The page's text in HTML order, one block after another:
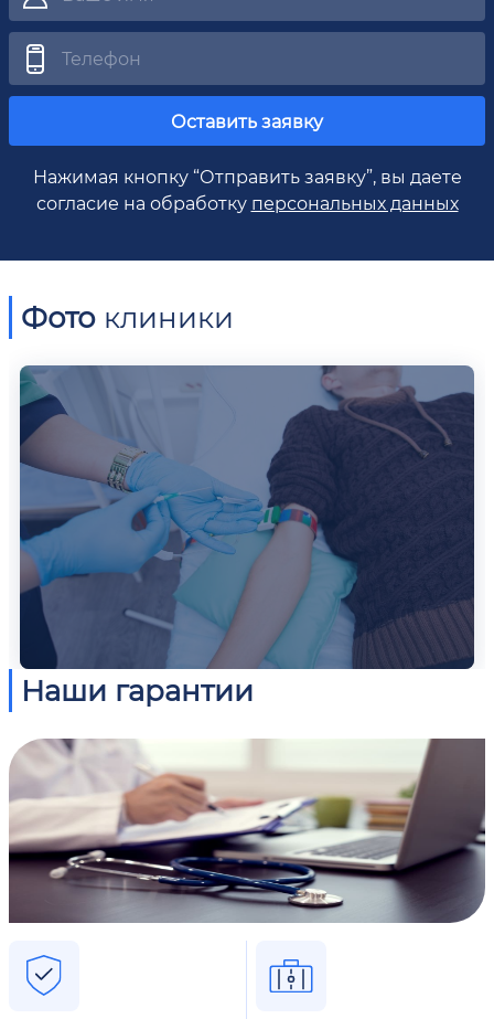
Оставить заявку
Нажимая кнопку “Отправить заявку”, вы даете
согласие на обработку персональных данных
Фото клиники
Наши гарантии